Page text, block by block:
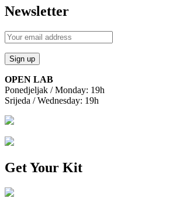
Newsletter
OPEN LAB
Ponedjeljak / Monday: 19h
Srijeda / Wednesday: 19h
Get Your Kit